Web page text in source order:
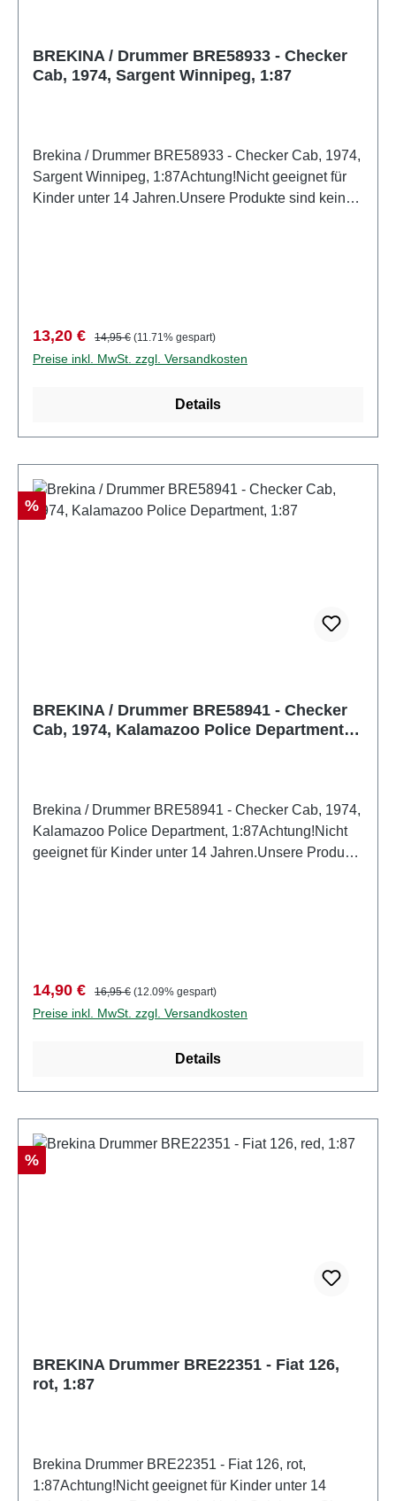
BREKINA / Drummer BRE58933 - Checker
Cab, 1974, Sargent Winnipeg, 1:87
Brekina / Drummer BRE58933 - Checker Cab, 1974,
Sargent Winnipeg, 1:87Achtung!Nicht geeignet für
Kinder unter 14 Jahren.Unsere Produkte sind kein
4026538589332Produktart: FertigmodellSpur:
H0Maßstab: 1:87Material: KunststoffMarke:
Verkaufspreis:
13,20 € Regulärer Preis:
14,95 € (11.71% gespart)
Preise inkl. MwSt. zzgl. Versandkosten
Details
Rabatt
%
BREKINA / Drummer BRE58941 - Checker
Cab, 1974, Kalamazoo Police Department,
Brekina / Drummer BRE58941 - Checker Cab, 1974,
Kalamazoo Police Department, 1:87Achtung!Nicht
geeignet für Kinder unter 14 Jahren.Unsere Produkte
StückEAN: 4026538589417Produktart:
FertigmodellSpur: H0Maßstab: 1:87Material:
Verkaufspreis:
14,90 € Regulärer Preis:
16,95 € (12.09% gespart)
Preise inkl. MwSt. zzgl. Versandkosten
Details
Rabatt
%
BREKINA Drummer BRE22351 - Fiat 126,
rot, 1:87
Brekina Drummer BRE22351 - Fiat 126, rot,
1:87Achtung!Nicht geeignet für Kinder unter 14